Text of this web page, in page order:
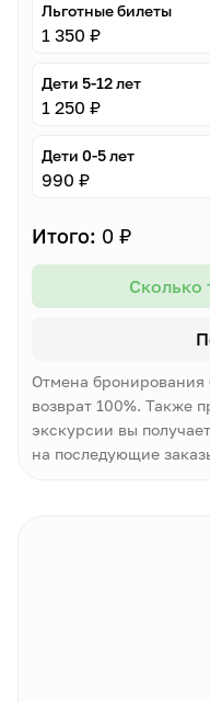
Льготные билеты
1 350 ₽
Дети 5-12 лет
1 250 ₽
Дети 0-5 лет
990 ₽
Итого: 0 ₽
Сколько
Отмена бронирования
возврат 100%. Также
экскурсии вы
на последующие